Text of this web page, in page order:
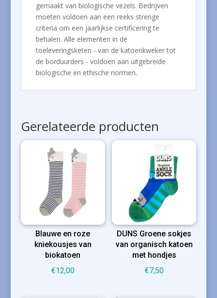
gemaakt van biologische vezels. Bedrijven
moeten voldoen aan een reeks strenge
criteria om een ​​jaarlijkse certificering te
behalen. Alle elementen in de
toeleveringsketen - van de katoenkweker tot
de borduurders - voldoen aan uitgebreide
biologische en ethische normen.
Gerelateerde producten
Blauwe en roze
kniekousjes van
biokatoen
€12,00
DUNS Groene sokjes
van organisch katoen
met hondjes
€7,50